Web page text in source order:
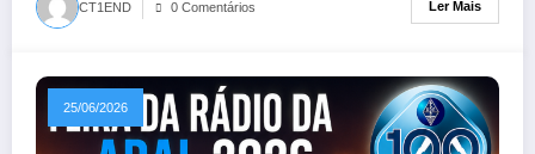
CT1END 0 Comentários Ler Mais
25/06/2026